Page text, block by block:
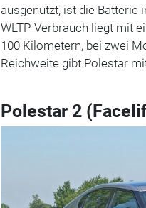
ausgenutzt, ist die Batterie
WLTP-Verbrauch liegt mit
100 Kilometern, bei zwei
Reichweite gibt Polestar
Polestar 2